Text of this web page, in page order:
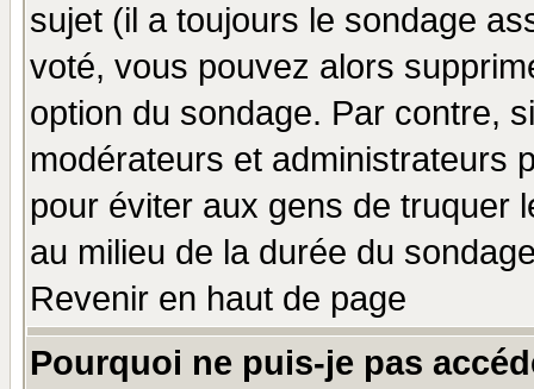
sujet (il a toujours le sondage
voté, vous pouvez alors
option du sondage. Par contre,
modérateurs et administrateurs
pour éviter aux gens de truquer
au milieu de la durée du
Revenir en haut de page
Pourquoi ne puis-je pas